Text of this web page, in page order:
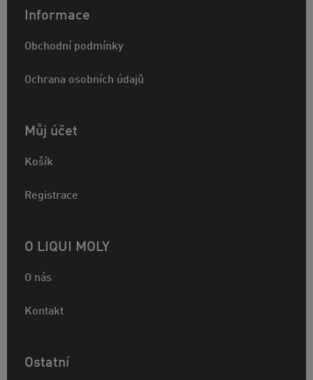
Informace
Obchodní podmínky
Ochrana osobních údajů
Můj účet
Košík
Registrace
O LIQUI MOLY
O nás
Kontakt
Ostatní